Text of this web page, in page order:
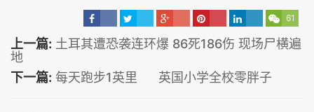
61
上一篇: 土耳其遭恐袭连环爆 86死186伤 现场尸横遍
地
下一篇: 每天跑步1英里 英国小学全校零胖子